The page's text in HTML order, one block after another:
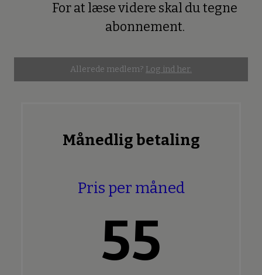
For at læse videre skal du tegne
abonnement.
Allerede medlem? Log ind her.
Månedlig betaling
Pris per måned
55